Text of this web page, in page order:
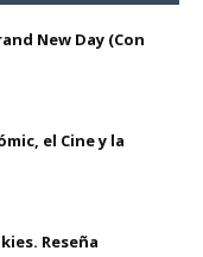
New Day (Con
el Cine y la
Reseña